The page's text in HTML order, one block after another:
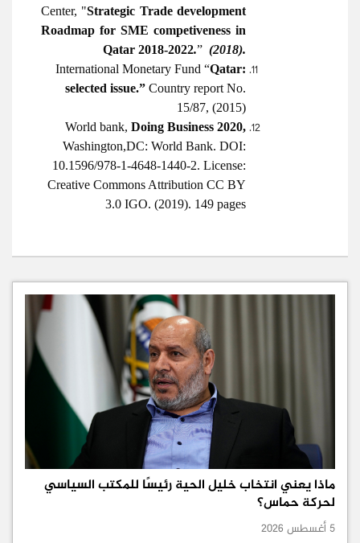
Center, "Strategic Trade development
Roadmap for SME competiveness in
Qatar 2018-2022.” (2018).
International Monetary Fund “Qatar:
selected issue.” Country report No.
15/87, (2015)
World bank, Doing Business 2020,
Washington,DC: World Bank. DOI:
10.1596/978-1-4648-1440-2. License:
Creative Commons Attribution CC BY
3.0 IGO. (2019). 149 pages
ماذا يعني انتخاب خليل الحية رئيسًا للمكتب السياسي
لحركة حماس؟
5 أغسطس 2026